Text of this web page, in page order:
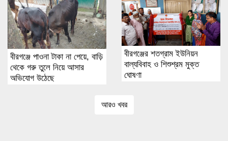
বীরগঞ্জে পাওনা টাকা না পেয়ে, বাড়ি
থেকে গরু তুলে নিয়ে আসার
অভিযোগ উঠেছে
বীরগঞ্জের শতগ্রাম ইউনিয়ন
বাল্যবিবাহ ও শিশুশ্রম মুক্ত
ঘোষণা
আরও খবর